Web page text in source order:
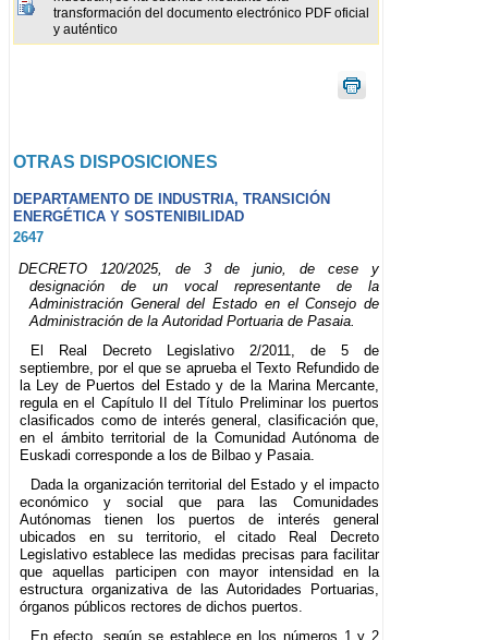
transformación del documento electrónico PDF oficial
y auténtico
OTRAS DISPOSICIONES
DEPARTAMENTO DE INDUSTRIA, TRANSICIÓN
ENERGÉTICA Y SOSTENIBILIDAD
2647
DECRETO 120/2025, de 3 de junio, de cese y
designación de un vocal representante de la
Administración General del Estado en el Consejo de
Administración de la Autoridad Portuaria de Pasaia.
El Real Decreto Legislativo 2/2011, de 5 de
septiembre, por el que se aprueba el Texto Refundido de
la Ley de Puertos del Estado y de la Marina Mercante,
regula en el Capítulo II del Título Preliminar los puertos
clasificados como de interés general, clasificación que,
en el ámbito territorial de la Comunidad Autónoma de
Euskadi corresponde a los de Bilbao y Pasaia.
Dada la organización territorial del Estado y el impacto
económico y social que para las Comunidades
Autónomas tienen los puertos de interés general
ubicados en su territorio, el citado Real Decreto
Legislativo establece las medidas precisas para facilitar
que aquellas participen con mayor intensidad en la
estructura organizativa de las Autoridades Portuarias,
órganos públicos rectores de dichos puertos.
En efecto, según se establece en los números 1 y 2